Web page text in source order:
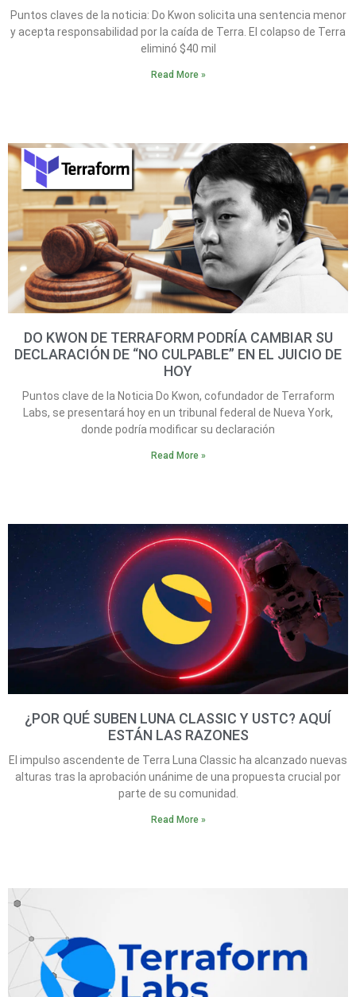
Puntos claves de la noticia: Do Kwon solicita una sentencia menor
y acepta responsabilidad por la caída de Terra. El colapso de Terra
eliminó $40 mil
Read More »
DO KWON DE TERRAFORM PODRÍA CAMBIAR SU
DECLARACIÓN DE “NO CULPABLE” EN EL JUICIO DE
HOY
Puntos clave de la Noticia Do Kwon, cofundador de Terraform
Labs, se presentará hoy en un tribunal federal de Nueva York,
donde podría modificar su declaración
Read More »
¿POR QUÉ SUBEN LUNA CLASSIC Y USTC? AQUÍ
ESTÁN LAS RAZONES
El impulso ascendente de Terra Luna Classic ha alcanzado nuevas
alturas tras la aprobación unánime de una propuesta crucial por
parte de su comunidad.
Read More »